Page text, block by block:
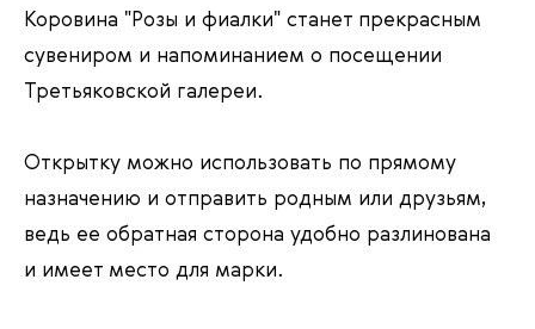
Коровина "Розы и фиалки" станет прекрасным
сувениром и напоминанием о посещении
Третьяковской галереи.
Открытку можно использовать по прямому
назначению и отправить родным или друзьям,
ведь ее обратная сторона удобно разлинована
и имеет место для марки.